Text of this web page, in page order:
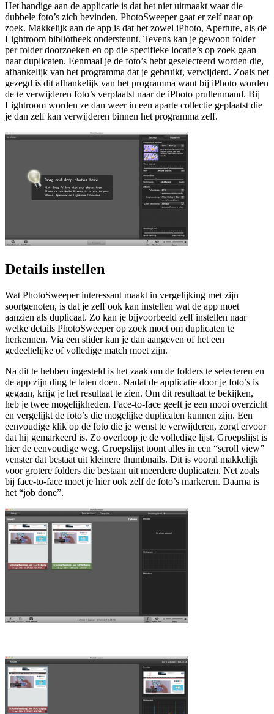
Het handige aan de applicatie is dat het niet uitmaakt waar die
dubbele foto’s zich bevinden. PhotoSweeper gaat er zelf naar op
zoek. Makkelijk aan de app is dat het zowel iPhoto, Aperture, als de
Lightroom bibliotheek ondersteunt. Tevens kan je gewoon folder
per folder doorzoeken en op die specifieke locatie’s op zoek gaan
naar duplicaten. Eenmaal je de foto’s hebt geselecteerd worden die,
afhankelijk van het programma dat je gebruikt, verwijderd. Zoals net
gezegd is dit afhankelijk van het programma want bij iPhoto worden
de te verwijderen foto’s verplaatst naar de iPhoto prullenmand. Bij
Lightroom worden ze dan weer in een aparte collectie geplaatst die
je dan zelf kan verwijderen binnen het programma zelf.
Details instellen
Wat PhotoSweeper interessant maakt in vergelijking met zijn
soortgenoten, is dat je zelf ook kan instellen wat de app moet
aanzien als duplicaat. Zo kan je bijvoorbeeld zelf instellen naar
welke details PhotoSweeper op zoek moet om duplicaten te
herkennen. Via een slider kan je dan aangeven of het een
gedeeltelijke of volledige match moet zijn.
Na dit te hebben ingesteld is het zaak om de folders te selecteren en
de app zijn ding te laten doen. Nadat de applicatie door je foto’s is
gegaan, krijg je het resultaat te zien. Om dit resultaat te bekijken,
heb je twee mogelijkheden. Face-to-face geeft je een mooi overzicht
en vergelijkt de foto’s die mogelijke duplicaten kunnen zijn. Een
eenvoudige klik op de foto die je wenst te verwijderen, zorgt ervoor
dat hij gemarkeerd is. Zo overloop je de volledige lijst. Groepslijst is
hier de eenvoudige weg. Groepslijst toont alles in een “scroll view”
venster dat bestaat uit kleinere thumbnails. Dit is vooral makkelijk
voor grotere folders die bestaan uit meerdere duplicaten. Net zoals
bij face-to-face moet je hier ook zelf de foto’s markeren. Daarna is
het “job done”.